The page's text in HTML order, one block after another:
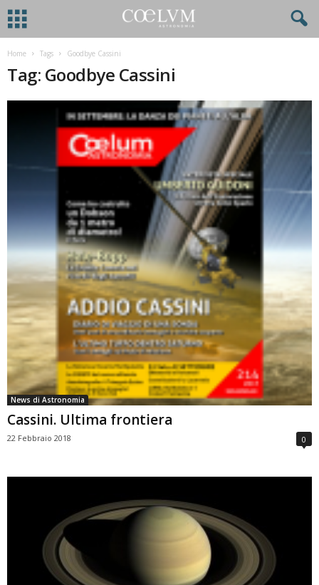
Home Tags Goodbye Cassini
Tag: Goodbye Cassini
News di Astronomia
Cassini. Ultima frontiera
22 Febbraio 2018 0